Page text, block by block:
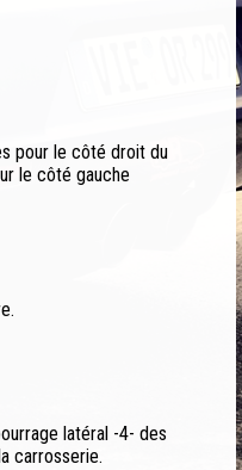
pour le côté droit du
le côté gauche
latéral -4- des
carrosserie.